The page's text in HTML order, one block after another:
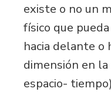
existe o no un
físico que
hacia delante o
dimensión en
espacio-